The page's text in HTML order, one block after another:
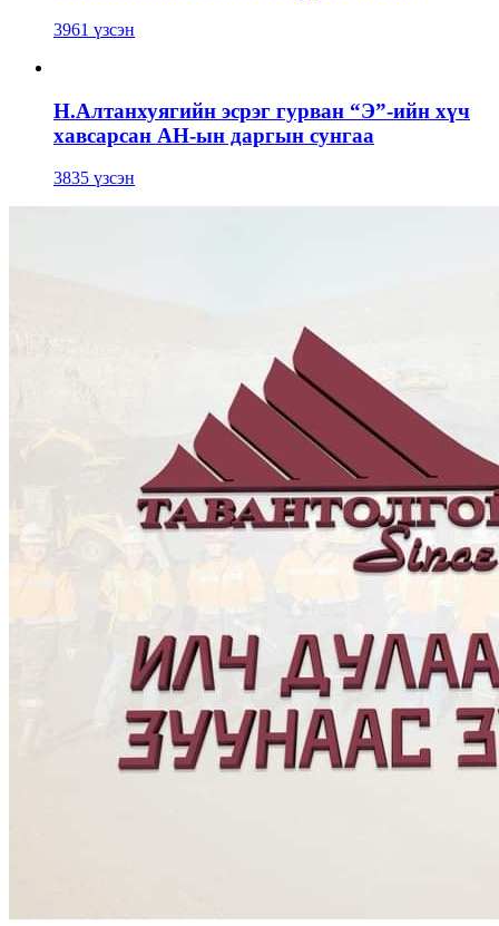
3961 үзсэн
Н.Алтанхуягийн эсрэг гурван “Э”-ийн хүч
хавсарсан АН-ын даргын сунгаа
3835 үзсэн